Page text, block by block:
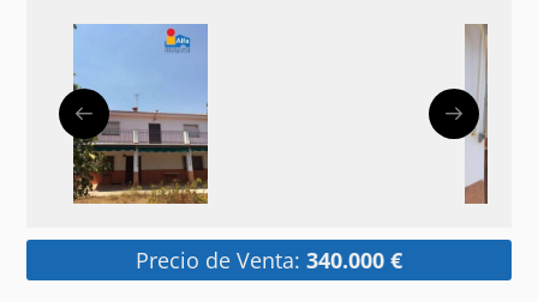
Precio de Venta: 340.000 €